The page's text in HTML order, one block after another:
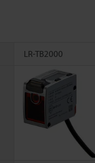
LR-TB2000